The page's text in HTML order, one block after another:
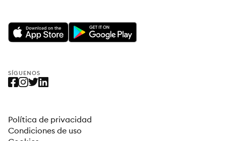
SÍGUENOS
Política de privacidad
Condiciones de uso